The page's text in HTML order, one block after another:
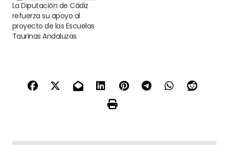
La Diputación de Cádiz
refuerza su apoyo al
proyecto de las Escuelas
Taurinas Andaluzas